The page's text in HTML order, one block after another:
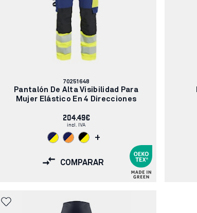
Número
de
artículo:
70251648
Pantalón De Alta Visibilidad Para
Mujer Elástico En 4 Direcciones
204.49€
incl. IVA
+
COMPARAR